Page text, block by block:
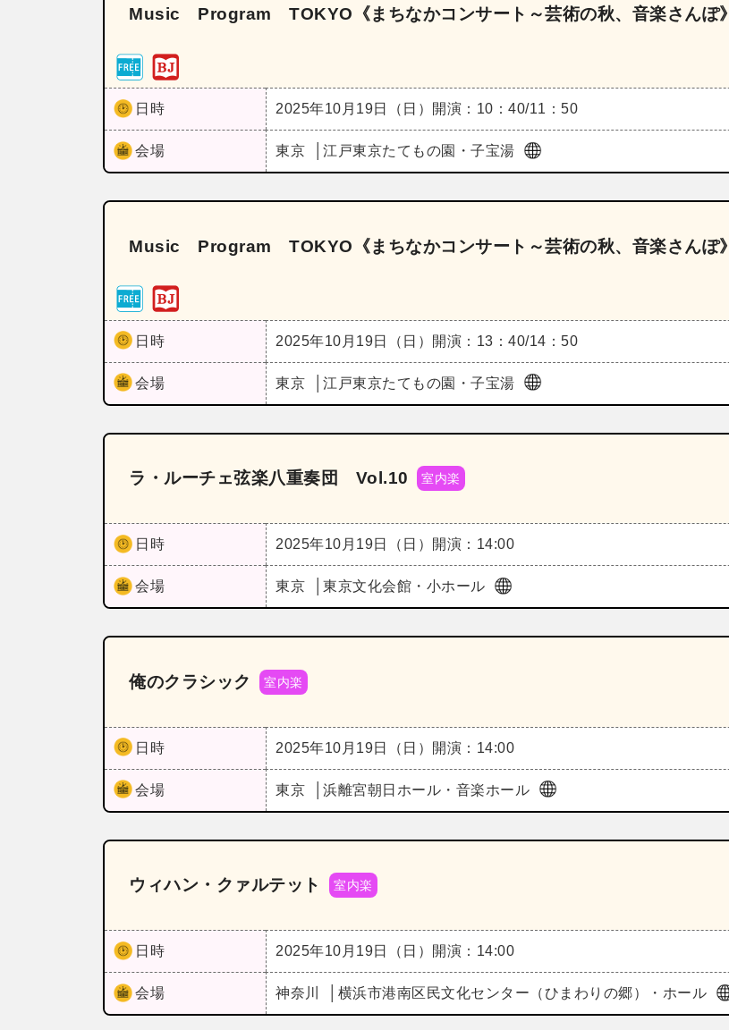
Music Program TOKYO《まちなかコンサート～芸術の秋、音楽さんぽ》
日時 2025年10月19日（日） 開演：10：40/11：50
会場 東京 江戸東京たてもの園・子宝湯
Music Program TOKYO《まちなかコンサート～芸術の秋、音楽さんぽ》
日時 2025年10月19日（日） 開演：13：40/14：50
会場 東京 江戸東京たてもの園・子宝湯
ラ・ルーチェ弦楽八重奏団 Vol.10 室内楽
日時 2025年10月19日（日） 開演：14:00
会場 東京 東京文化会館・小ホール
俺のクラシック 室内楽
日時 2025年10月19日（日） 開演：14:00
会場 東京 浜離宮朝日ホール・音楽ホール
ウィハン・クァルテット 室内楽
日時 2025年10月19日（日） 開演：14:00
会場 神奈川 横浜市港南区民文化センター（ひまわりの郷）・ホール